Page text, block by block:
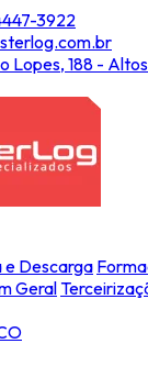
3922
Lopes, 188 -
e Descarga
Geral